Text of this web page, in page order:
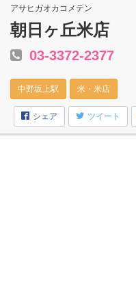
アサヒガオカコメテン
朝日ヶ丘米店
03-3372-2377
中野坂上駅 米・米店
シェア ツイート